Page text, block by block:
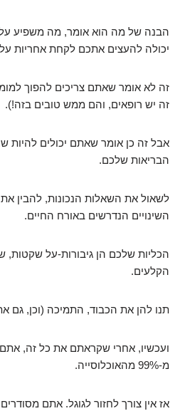
הבנה של מה הוא אומר, מה משפיע
יכולה להעצים אתכם לקחת אחריות
זה לא אומר שאתם צריכים להפוך
זה יש רופאים, והם ממש טובים בזה!).
אבל זה כן אומר שאתם יכולים להיות
הבריאות שלכם.
לשאול את השאלות הנכונות, להבין
השינויים הנדרשים באורח החיים.
הכליות שלכם הן גיבורות-על שקטות,
הקלעים.
תנו להן את הכבוד, התמיכה (וכן, גם
מ-99% מהאוכלוסייה.
אז אין צורך לחזור לגוגל. אתם